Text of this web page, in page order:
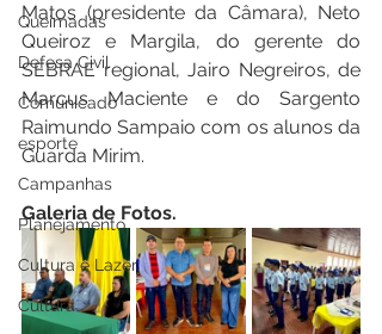
Queimadas
Defesa Civil
Comunicado
esporte
Campanhas
Planejamento
Cultura e Lazer
Cultura
Matos (presidente da Câmara), Neto
Queiroz e Margila, do gerente do
SEBRAE regional, Jairo Negreiros, de
Marcus Maciente e do Sargento
Raimundo Sampaio com os alunos da
Guarda Mirim.
Galeria de Fotos.